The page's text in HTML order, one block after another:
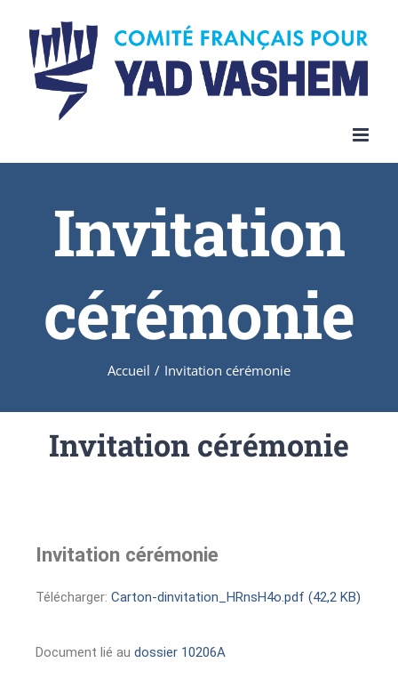
Invitation
cérémonie
Accueil / Invitation cérémonie
Invitation cérémonie
Invitation cérémonie
Télécharger: Carton-dinvitation_HRnsH4o.pdf (42,2 KB)
Document lié au dossier 10206A